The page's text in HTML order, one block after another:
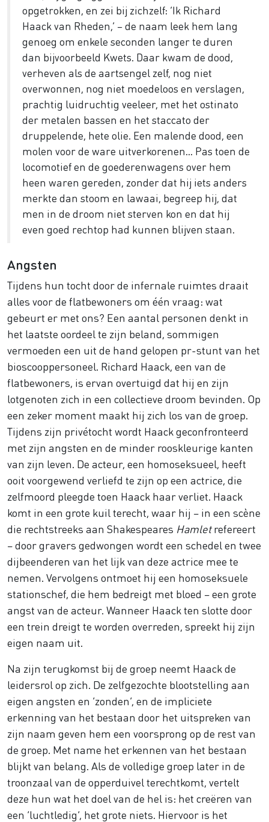
opgetrokken, en zei bij zichzelf: ‘Ik Richard
Haack van Rheden,’ – de naam leek hem lang
genoeg om enkele seconden langer te duren
dan bijvoorbeeld Kwets. Daar kwam de dood,
verheven als de aartsengel zelf, nog niet
overwonnen, nog niet moedeloos en verslagen,
prachtig luidruchtig veeleer, met het ostinato
der metalen bassen en het staccato der
druppelende, hete olie. Een malende dood, een
molen voor de ware uitverkorenen... Pas toen de
locomotief en de goederenwagens over hem
heen waren gereden, zonder dat hij iets anders
merkte dan stoom en lawaai, begreep hij, dat
men in de droom niet sterven kon en dat hij
even goed rechtop had kunnen blijven staan.
Angsten
Tijdens hun tocht door de infernale ruimtes draait
alles voor de flatbewoners om één vraag: wat
gebeurt er met ons? Een aantal personen denkt in
het laatste oordeel te zijn beland, sommigen
vermoeden een uit de hand gelopen pr-stunt van het
bioscooppersoneel. Richard Haack, een van de
flatbewoners, is ervan overtuigd dat hij en zijn
lotgenoten zich in een collectieve droom bevinden. Op
een zeker moment maakt hij zich los van de groep.
Tijdens zijn privétocht wordt Haack geconfronteerd
met zijn angsten en de minder rooskleurige kanten
van zijn leven. De acteur, een homoseksueel, heeft
ooit voorgewend verliefd te zijn op een actrice, die
zelfmoord pleegde toen Haack haar verliet. Haack
komt in een grote kuil terecht, waar hij – in een scène
die rechtstreeks aan Shakespeares Hamletrefereert
– door gravers gedwongen wordt een schedel en twee
dijbeenderen van het lijk van deze actrice mee te
nemen. Vervolgens ontmoet hij een homoseksuele
stationschef, die hem bedreigt met bloed – een grote
angst van de acteur. Wanneer Haack ten slotte door
een trein dreigt te worden overreden, spreekt hij zijn
eigen naam uit.
Na zijn terugkomst bij de groep neemt Haack de
leidersrol op zich. De zelfgezochte blootstelling aan
eigen angsten en ‘zonden’, en de impliciete
erkenning van het bestaan door het uitspreken van
zijn naam geven hem een voorsprong op de rest van
de groep. Met name het erkennen van het bestaan
blijkt van belang. Als de volledige groep later in de
troonzaal van de opperduivel terechtkomt, vertelt
deze hun wat het doel van de hel is: het creëren van
een ‘luchtledig’, het grote niets. Hiervoor is het